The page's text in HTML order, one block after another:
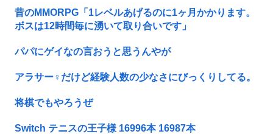
昔のMMORPG「1レベルあげるのに1ヶ月かかります。
ボスは12時間毎に湧いて取り合いです」
パパにゲイなの言おうと思うんやが
アラサー♀だけど経験人数の少なさにびっくりしてる。
将棋でもやろうぜ
Switch テニスの王子様 16996本 16987本